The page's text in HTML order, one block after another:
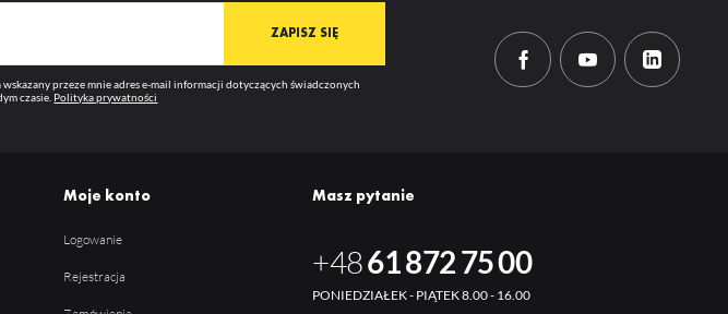
przeze mnie adres e-mail informacji dotyczących świadczonych
czasie. Polityka prywatności
Moje konto
Logowanie
Rejestracja
Masz pytanie
+4861 872 75 00
PONIEDZIAŁEK - PIĄTEK 8.00 - 16.00